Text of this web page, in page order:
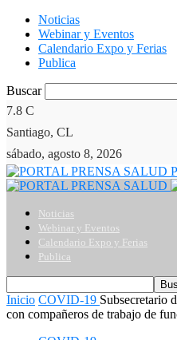
Noticias
Webinar y Eventos
Calendario Expo y Ferias
Publica
Buscar
7.8 C
Santiago, CL
sábado, agosto 8, 2026
Noticias
Webinar y Eventos
Calendario Expo y Ferias
Publica
Inicio COVID-19 Subsecretario
con compañeros de trabajo de